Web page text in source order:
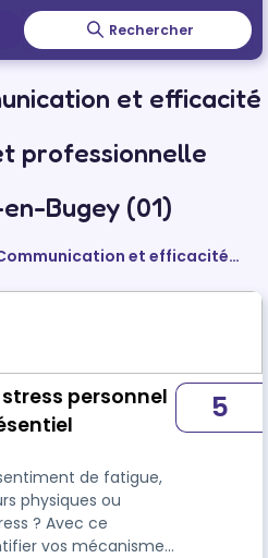
Rechercher
et efficacité
professionnelle
Bugey (01)
et efficacité
personnel
- Présentiel
de fatigue,
physiques ou
ce
vos mécanismes
5